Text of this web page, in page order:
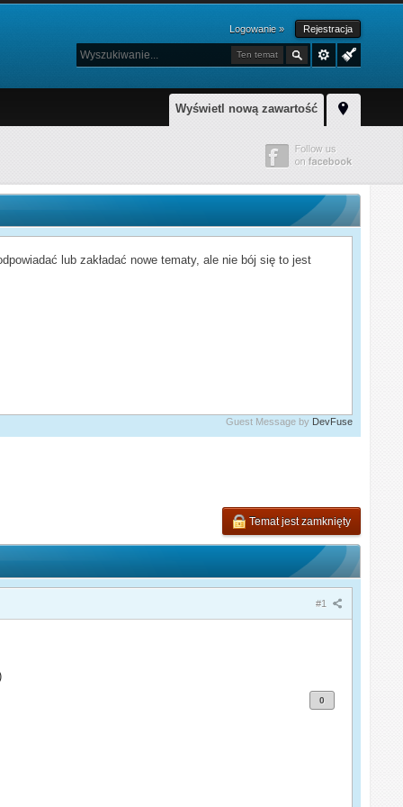
Logowanie » Rejestracja
Ten temat
Wyświetl nową zawartość
lub zakładać nowe tematy, ale nie bój się to jest
Guest Message by DevFuse
Temat jest zamknięty
#1
0